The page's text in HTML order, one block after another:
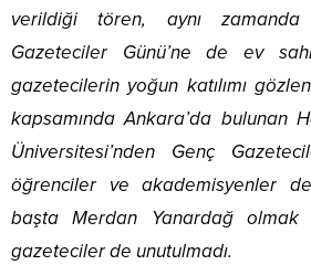
verildiği tören, aynı
Gazeteciler Günü’ne de ev
gazetecilerin yoğun katılımı
kapsamında Ankara’da bulunan
Üniversitesi’nden Genç
öğrenciler ve akademisyenler
başta Merdan Yanardağ olmak
gazeteciler de unutulmadı.